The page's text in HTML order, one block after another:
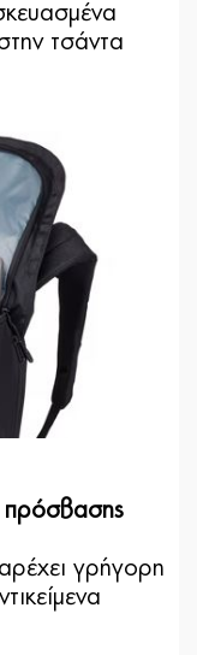
τσάντα
πρόσβασης
γρήγορη